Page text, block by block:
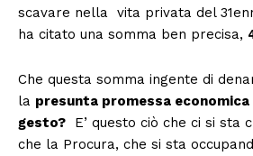
scavare nella vita privata del
ha citato una somma ben precisa,
Che questa somma ingente di
la presunta promessa
gesto? E’ questo ciò che ci si sta
che la Procura, che si sta